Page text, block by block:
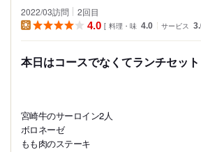
2022/03訪問 2回目
4.0
料理・味 4.0 サービス
本日はコースでなくてランチセット
宮崎牛のサーロイン2人
ボロネーゼ
もも肉のステーキ